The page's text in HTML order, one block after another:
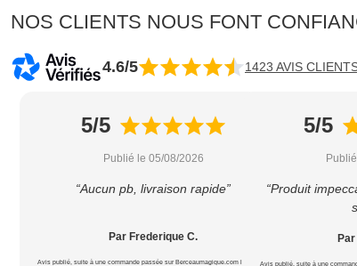
NOS CLIENTS NOUS FONT
4.6/5 1423 AVIS
5/5
Publié le 05/08/2026
“Aucun pb, livraison rapide”
Par Frederique C.
Avis publié, suite à une commande passée sur Berceaumagique.com le 20/07/2026
5/5
“Produit
Par
Avis publié, suite à une